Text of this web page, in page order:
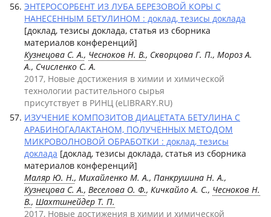
ЭНТЕРОСОРБЕНТ ИЗ ЛУБА БЕРЕЗОВОЙ КОРЫ С
НАНЕСЕННЫМ БЕТУЛИНОМ : доклад, тезисы доклада
[доклад, тезисы доклада, статья из сборника
материалов конференций]
Кузнецова С. А., Чесноков Н. В., Скворцова Г. П., Мороз А.
А., Счисленко С. А.
2017, Новые достижения в химии и химической
технологии растительного сырья
присутствует в РИНЦ (eLIBRARY.RU)
ИЗУЧЕНИЕ КОМПОЗИТОВ ДИАЦЕТАТА БЕТУЛИНА С
АРАБИНОГАЛАКТАНОМ, ПОЛУЧЕННЫХ МЕТОДОМ
МИКРОВОЛНОВОЙ ОБРАБОТКИ : доклад, тезисы
доклада [доклад, тезисы доклада, статья из сборника
материалов конференций]
Маляр Ю. Н., Михайленко М. А., Панкрушина Н. А.,
Кузнецова С. А., Веселова О. Ф., Кичкайло А. С., Чесноков Н.
В., Шахтшнейдер Т. П.
2017, Новые достижения в химии и химической